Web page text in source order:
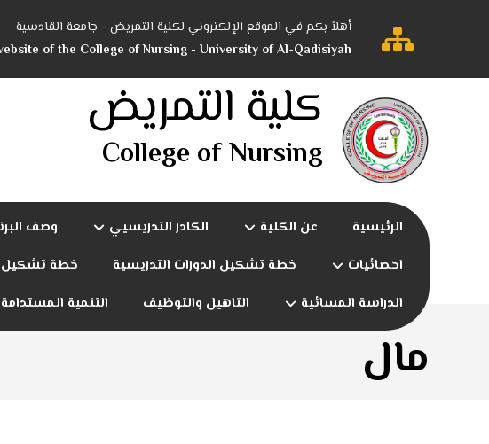
أهلاً بكم في الموقع الإلكتروني لكلية التمريض - جامعة القادسية
of the College of Nursing - University of Al-Qadisiyah
كلية التمريض
College of Nursing
الرئيسية عن الكلية الكادر التدريسيي وصف
احصائيات
خطة تشكيل الدورات التدريسية خطة تشكيل
الدراسة المسائية
التاهيل والتوظيف التنمية المستدامة
مال